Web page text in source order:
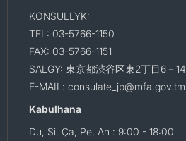
KONSULLYK:
TEL: 03-5766-1150
FAX: 03-5766-1151
SALGY: 東京都渋谷区東2丁目6－14
E-MAIL: consulate_jp@mfa.gov.tm
Kabulhana
Du, Si, Ça, Pe, An : 9:00 - 18:00